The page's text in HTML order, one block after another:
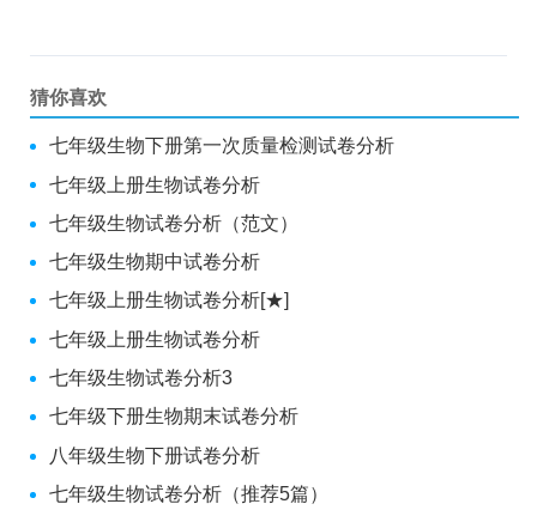
猜你喜欢
七年级生物下册第一次质量检测试卷分析
七年级上册生物试卷分析
七年级生物试卷分析（范文）
七年级生物期中试卷分析
七年级上册生物试卷分析[★]
七年级上册生物试卷分析
七年级生物试卷分析3
七年级下册生物期末试卷分析
八年级生物下册试卷分析
七年级生物试卷分析（推荐5篇）